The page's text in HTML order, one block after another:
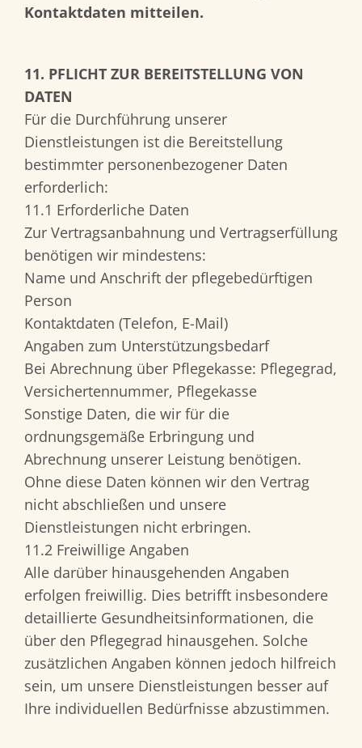
Kontaktdaten mitteilen.
11. PFLICHT ZUR BEREITSTELLUNG VON
DATEN
Für die Durchführung unserer
Dienstleistungen ist die Bereitstellung
bestimmter personenbezogener Daten
erforderlich:
11.1 Erforderliche Daten
Zur Vertragsanbahnung und Vertragserfüllung
benötigen wir mindestens:
Name und Anschrift der pflegebedürftigen
Person
Kontaktdaten (Telefon, E-Mail)
Angaben zum Unterstützungsbedarf
Bei Abrechnung über Pflegekasse: Pflegegrad,
Versichertennummer, Pflegekasse
Sonstige Daten, die wir für die
ordnungsgemäße Erbringung und
Abrechnung unserer Leistung benötigen.
Ohne diese Daten können wir den Vertrag
nicht abschließen und unsere
Dienstleistungen nicht erbringen.
11.2 Freiwillige Angaben
Alle darüber hinausgehenden Angaben
erfolgen freiwillig. Dies betrifft insbesondere
detaillierte Gesundheitsinformationen, die
über den Pflegegrad hinausgehen. Solche
zusätzlichen Angaben können jedoch hilfreich
sein, um unsere Dienstleistungen besser auf
Ihre individuellen Bedürfnisse abzustimmen.